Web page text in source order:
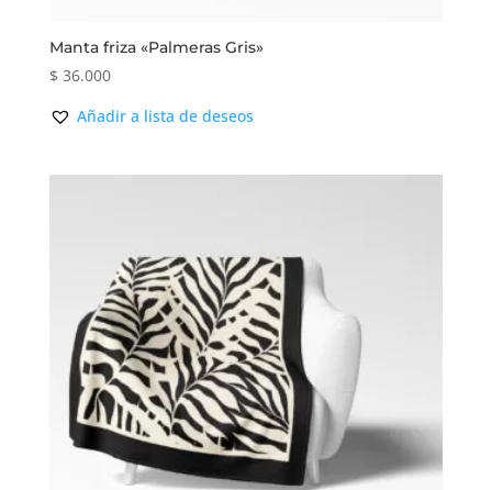
Manta friza «Palmeras Gris»
$ 36.000
Añadir a lista de deseos